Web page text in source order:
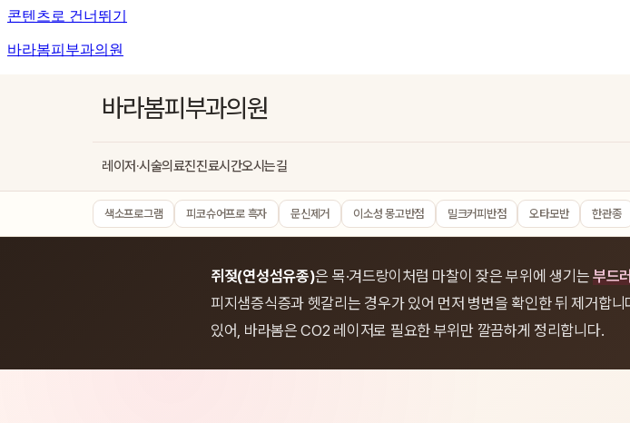
콘텐츠로 건너뛰기
바라봄피부과의원
바라봄피부과의원
레이저·시술의료진진료시간오시는길
색소프로그램 피코슈어프로 흑자 문신제거 이소성 몽고반점 밀크커피반점 오타모반 한관종
쥐젖(연성섬유종)은 목·겨드랑이처럼 마찰이 잦은 부위에 생기는 부드
피지샘증식증과 헷갈리는 경우가 있어 먼저 병변을 확인한 뒤 제거합
있어, 바라봄은 CO2 레이저로 필요한 부위만 깔끔하게 정리합니다.